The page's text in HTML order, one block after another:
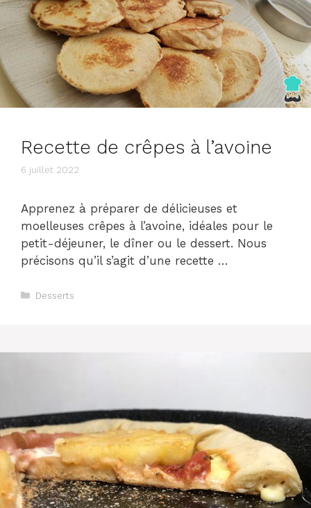
Recette de crêpes à l’avoine
6 juillet 2022
Apprenez à préparer de délicieuses et
moelleuses crêpes à l’avoine, idéales pour le
petit-déjeuner, le dîner ou le dessert. Nous
précisons qu’il s’agit d’une recette …
Catégories
Desserts